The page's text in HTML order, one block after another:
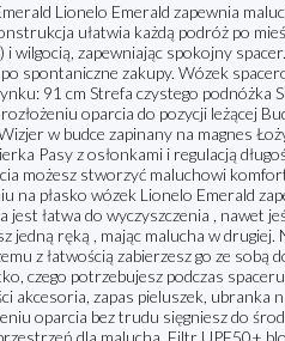
Lionelo Emerald zapewnia
ułatwia każdą podróż po
wilgocią, zapewniając spokojny
spontaniczne zakupy. Wózek
91 cm Strefa czystego podnóżka
oparcia do pozycji leżącej
w budce zapinany na magnes
Pasy z osłonkami i regulacją
możesz stworzyć maluchowi
na płasko wózek Lionelo Emerald
łatwa do wyczyszczenia , nawet
jedną ręką , mając malucha w
z łatwością zabierzesz go ze sobą
czego potrzebujesz podczas
akcesoria, zapas pieluszek, ubranka
oparcia bez trudu sięgniesz do